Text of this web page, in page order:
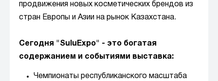
продвижения новых косметических брендов из
стран Европы и Азии на рынок Казахстана.
Сегодня "SuluExpo" - это богатая
содержанием и событиями выставка:
Чемпионаты республиканского масштаба